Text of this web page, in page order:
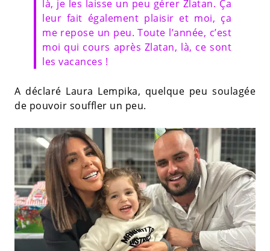
là, je les laisse un peu gérer Zlatan. Ça
leur fait également plaisir et moi, ça
me repose un peu. Toute l’année, c’est
moi qui cours après Zlatan, là, ce sont
les vacances !
A déclaré Laura Lempika, quelque peu soulagée
de pouvoir souffler un peu.